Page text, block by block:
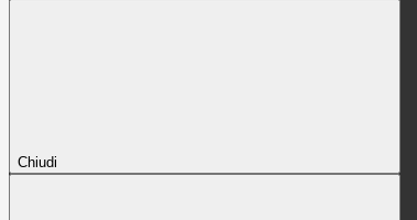
Chiudi